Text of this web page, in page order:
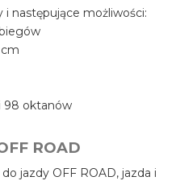
i następujące możliwości:
98 oktanów
ROAD
jazdy OFF ROAD, jazda i